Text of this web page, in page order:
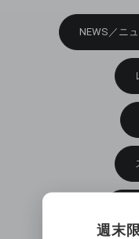
NEWS／ニ
週末